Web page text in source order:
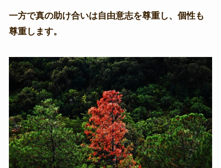
一方で真の助け合いは自由意志を尊重し、個性も
尊重します。